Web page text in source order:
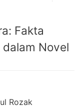
Fakta
dalam Novel
Rozak